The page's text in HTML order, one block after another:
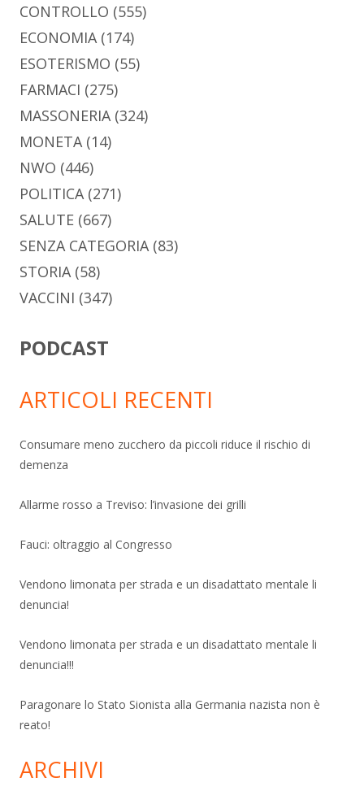
CONTROLLO (555)
ECONOMIA (174)
ESOTERISMO (55)
FARMACI (275)
MASSONERIA (324)
MONETA (14)
NWO (446)
POLITICA (271)
SALUTE (667)
SENZA CATEGORIA (83)
STORIA (58)
VACCINI (347)
PODCAST
ARTICOLI RECENTI
Consumare meno zucchero da piccoli riduce il rischio di
demenza
Allarme rosso a Treviso: l’invasione dei grilli
Fauci: oltraggio al Congresso
Vendono limonata per strada e un disadattato mentale li
denuncia!
Vendono limonata per strada e un disadattato mentale li
denuncia!!!
Paragonare lo Stato Sionista alla Germania nazista non è
reato!
ARCHIVI